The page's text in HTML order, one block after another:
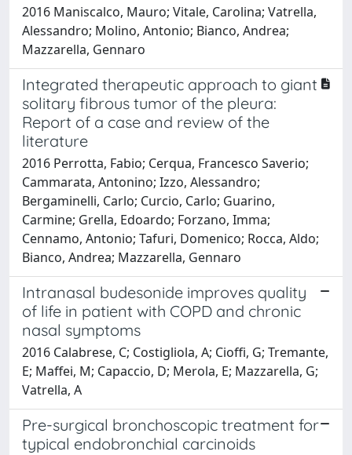
2016 Maniscalco, Mauro; Vitale, Carolina; Vatrella,
Alessandro; Molino, Antonio; Bianco, Andrea;
Mazzarella, Gennaro
Integrated therapeutic approach to giant
solitary fibrous tumor of the pleura:
Report of a case and review of the
literature
2016 Perrotta, Fabio; Cerqua, Francesco Saverio;
Cammarata, Antonino; Izzo, Alessandro;
Bergaminelli, Carlo; Curcio, Carlo; Guarino,
Carmine; Grella, Edoardo; Forzano, Imma;
Cennamo, Antonio; Tafuri, Domenico; Rocca, Aldo;
Bianco, Andrea; Mazzarella, Gennaro
Intranasal budesonide improves quality
of life in patient with COPD and chronic
nasal symptoms
2016 Calabrese, C; Costigliola, A; Cioffi, G; Tremante,
E; Maffei, M; Capaccio, D; Merola, E; Mazzarella, G;
Vatrella, A
Pre-surgical bronchoscopic treatment for
typical endobronchial carcinoids